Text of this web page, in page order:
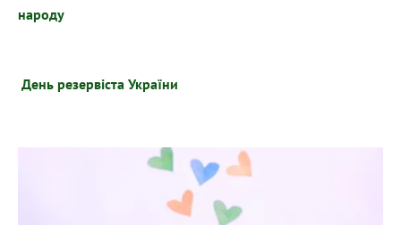
народу
День резервіста України